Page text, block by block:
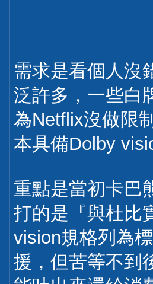
需求是看個人沒
泛許多，一些白
為Netflix沒做限
本具備Dolby
重點是當初卡巴
打的是『與杜比
vision規格列為
援，但苦等不到